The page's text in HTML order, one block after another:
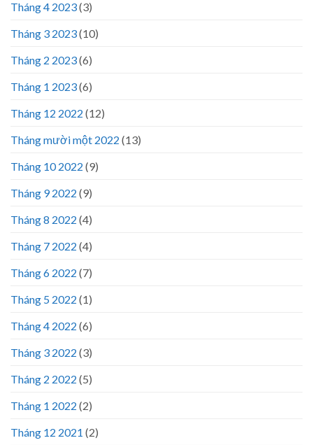
Tháng 4 2023(3)
Tháng 3 2023(10)
Tháng 2 2023(6)
Tháng 1 2023(6)
Tháng 12 2022 (12)
Tháng mười một 2022 (13)
Tháng 10 2022 (9)
Tháng 9 2022 (9)
Tháng 8 2022 (4)
Tháng 7 2022 (4)
Tháng 6 2022 (7)
Tháng 5 2022 (1)
Tháng 4 2022 (6)
Tháng 3 2022 (3)
Tháng 2 2022 (5)
Tháng 1 2022 (2)
Tháng 12 2021 (2)